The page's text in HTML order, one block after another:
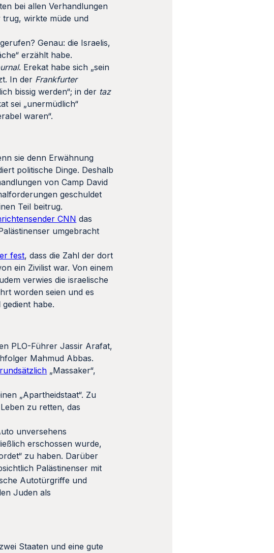
bei allen Verhandlungen
trug, wirkte müde und
Genau: die Israelis,
erzählt habe.
. Erekat habe sich „sein
In der Frankfurter
bissig werden“; in der taz
sei „unermüdlich“
waren“.
sie denn Erwähnung
politische Dinge. Deshalb
von Camp David
geschuldet
Teil beitrug.
CNN das
umgebracht
fest, dass die Zahl der dort
ein Zivilist war. Von einem
verwies die israelische
worden seien und es
habe.
PLO-Führer Jassir Arafat,
Mahmud Abbas.
„Massaker“,
„Apartheidstaat“. Zu
zu retten, das
unversehens
erschossen wurde,
zu haben. Darüber
Palästinenser mit
Autotürgriffe und
Juden als
Staaten und eine gute